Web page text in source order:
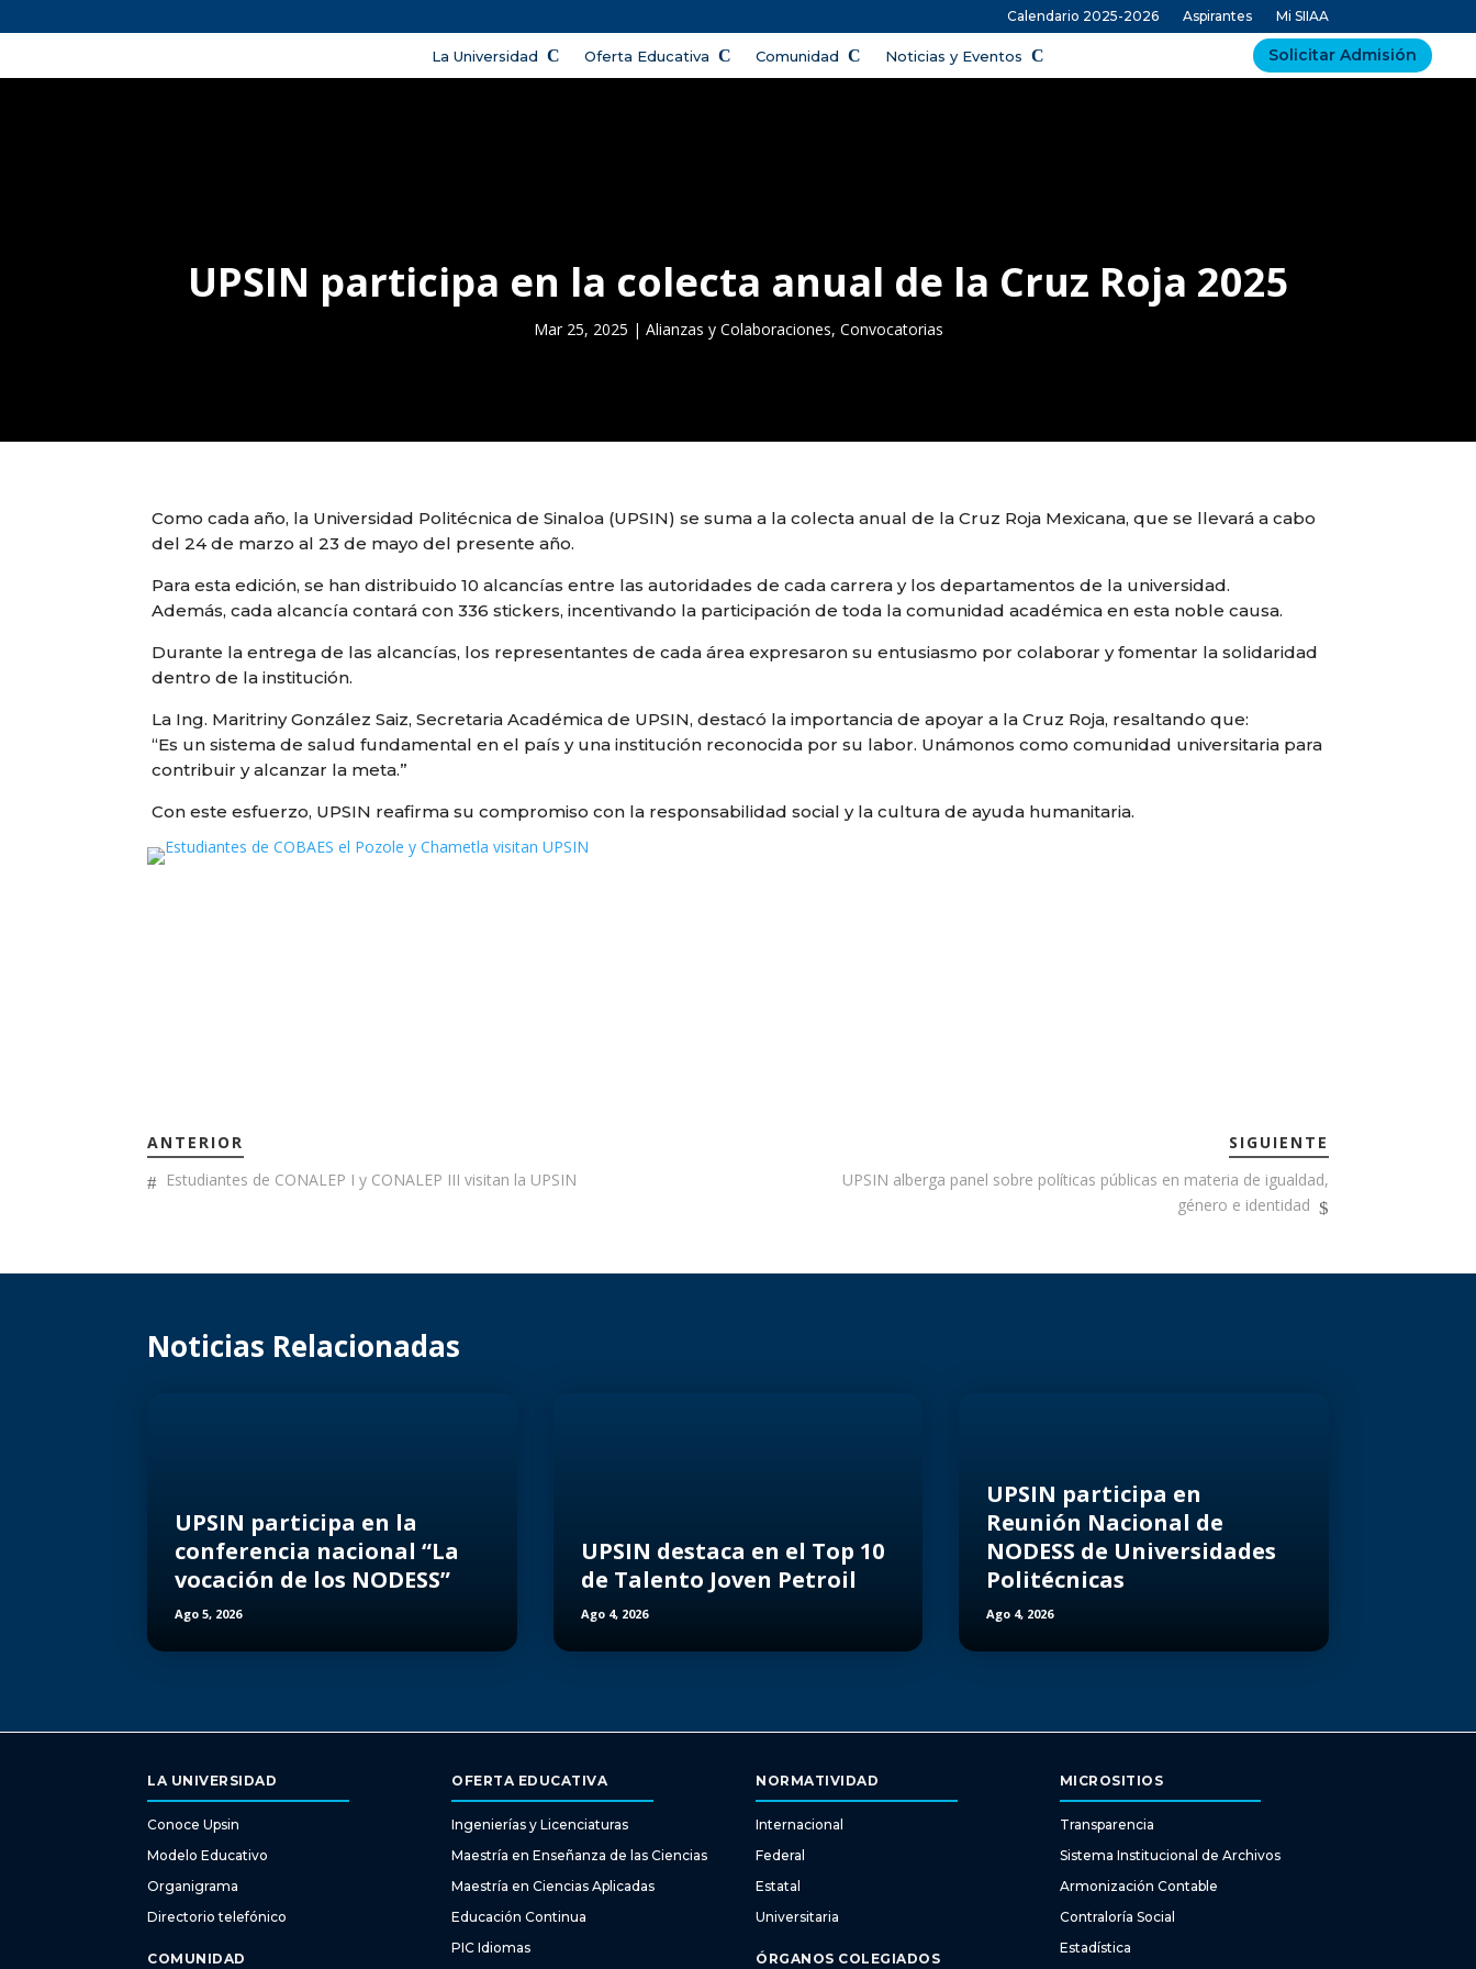
Calendario 2025-2026 Aspirantes Mi SIIAA
La Universidad Oferta Educativa Comunidad Noticias y Eventos Solicitar Admisión
UPSIN participa en la colecta anual de la Cruz Roja 2025
Mar 25, 2025 | Alianzas y Colaboraciones, Convocatorias
Como cada año, la Universidad Politécnica de Sinaloa (UPSIN) se suma a la colecta anual de la Cruz Roja Mexicana, que se llevará a cabo
del 24 de marzo al 23 de mayo del presente año.
Para esta edición, se han distribuido 10 alcancías entre las autoridades de cada carrera y los departamentos de la universidad.
Además, cada alcancía contará con 336 stickers, incentivando la participación de toda la comunidad académica en esta noble causa.
Durante la entrega de las alcancías, los representantes de cada área expresaron su entusiasmo por colaborar y fomentar la solidaridad
dentro de la institución.
La Ing. Maritriny González Saiz, Secretaria Académica de UPSIN, destacó la importancia de apoyar a la Cruz Roja, resaltando que:
“Es un sistema de salud fundamental en el país y una institución reconocida por su labor. Unámonos como comunidad universitaria para
contribuir y alcanzar la meta.”
Con este esfuerzo, UPSIN reafirma su compromiso con la responsabilidad social y la cultura de ayuda humanitaria.
ANTERIOR
Estudiantes de CONALEP I y CONALEP III visitan la UPSIN
SIGUIENTE
UPSIN alberga panel sobre políticas públicas en materia de igualdad,
género e identidad
Noticias Relacionadas
UPSIN participa en la
conferencia nacional “La
vocación de los NODESS”
Ago 5, 2026
UPSIN destaca en el Top 10
de Talento Joven Petroil
Ago 4, 2026
UPSIN participa en
Reunión Nacional de
NODESS de Universidades
Politécnicas
Ago 4, 2026
LA UNIVERSIDAD
Conoce Upsin
Modelo Educativo
Organigrama
Directorio telefónico
COMUNIDAD
OFERTA EDUCATIVA
Ingenierías y Licenciaturas
Maestría en Enseñanza de las Ciencias
Maestría en Ciencias Aplicadas
Educación Continua
PIC Idiomas
NORMATIVIDAD
Internacional
Federal
Estatal
Universitaria
ÓRGANOS COLEGIADOS
MICROSITIOS
Transparencia
Sistema Institucional de Archivos
Armonización Contable
Contraloría Social
Estadística